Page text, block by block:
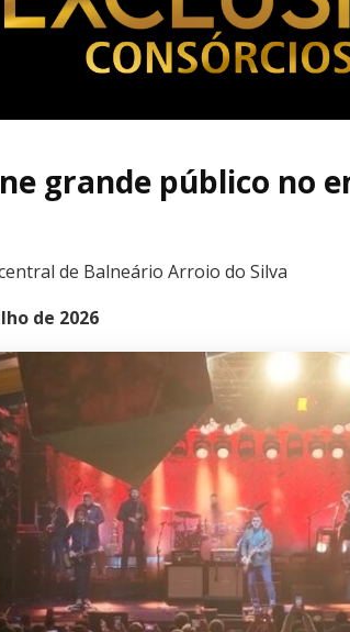
grande público no
de Balneário Arroio do Silva
de 2026